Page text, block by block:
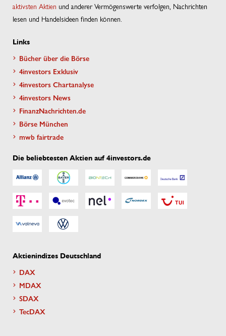
aktivsten Aktien und anderer Vermögenswerte verfolgen, Nachrichten
lesen und Handelsideen finden können.
Links
Bücher über die Börse
4investors Exklusiv
4investors Chartanalyse
4investors News
FinanzNachrichten.de
Börse München
mwb fairtrade
Die beliebtesten Aktien auf 4investors.de
Aktienindizes Deutschland
DAX
MDAX
SDAX
TecDAX